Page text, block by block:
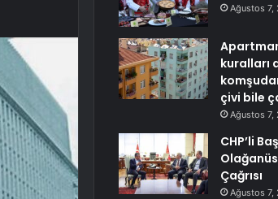
Ağustos 7,
kuralları
çivi bile
Ağustos 7,
CHP’li
Çağrısı
Ağustos 7,